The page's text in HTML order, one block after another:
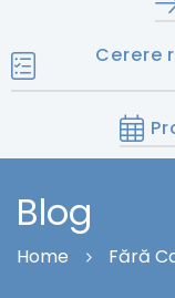
Cerere
Blog
Home
Fără